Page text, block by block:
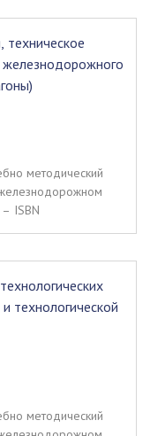
методический
ISBN
технологической
методический